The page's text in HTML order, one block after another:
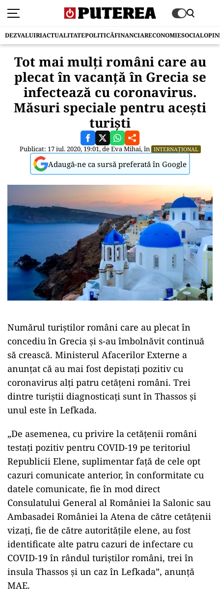
DEZVALUIRIACTUALITATEPOLITICĂFINANCIARECONOMIESOCIAL
Tot mai mulți români care au
plecat în vacanță în Grecia se
infectează cu coronavirus.
Măsuri speciale pentru acești
turiști
Publicat: 17 iul. 2020, 19:01, deEva Mihai, în INTERNAȚIONAL
Adaugă-ne ca sursă preferată în Google
Numărul turiștilor români care au plecat în
concediu în Grecia și s-au îmbolnăvit continuă
să crească. Ministerul Afacerilor Externe a
anunțat că au mai fost depistați pozitiv cu
coronavirus alți patru cetățeni români. Trei
dintre turiștii diagnosticați sunt în Thassos și
unul este în Lefkada.
„De asemenea, cu privire la cetățenii români
testați pozitiv pentru COVID-19 pe teritoriul
Republicii Elene, suplimentar față de cele opt
cazuri comunicate anterior, în conformitate cu
datele comunicate, fie în mod direct
Consulatului General al României la Salonic sau
Ambasadei României la Atena de către cetățenii
vizați, fie de către autoritățile elene, au fost
identificate alte patru cazuri de infectare cu
COVID-19 în rândul turiștilor români, trei în
insula Thassos și un caz în Lefkada”, anunță
MAE.